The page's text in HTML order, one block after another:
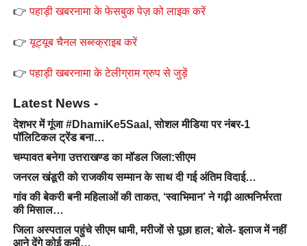
👉पहाड़ी खबरनामा के फेसबुक पेज़ को लाइक करें
👉यूट्यूब चैनल सब्स्क्राइब करें
👉पहाड़ी खबरनामा के टेलीग्राम ग्रुप से जुड़ें
Latest News -
देशभर में गूंजा #DhamiKe5Saal, सोशल मीडिया पर नंबर-1
पॉलिटिकल ट्रेंड बना…
चम्पावत बनेगा उत्तराखण्ड का मॉडल जिला:सीएम
जनरल खंडूरी को राजकीय सम्मान के साथ दी गई अंतिम विदाई…
गांव की बेकरी बनी महिलाओं की ताकत, ‘स्वाभिमान’ ने गढ़ी आत्मनिर्भरता
की मिसाल…
जिला अस्पताल पहुंचे सीएम धामी, मरीजों से पूछा हाल; बोले- इलाज में नहीं
आने देंगे कोई कमी…